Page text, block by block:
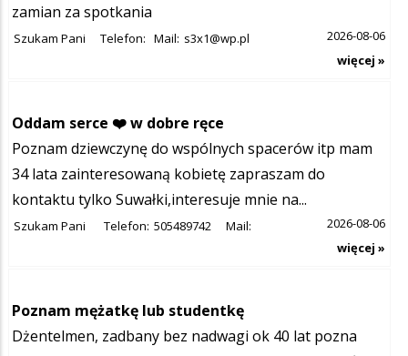
zamian za spotkania
Szukam Pani Telefon: Mail: s3x1@wp.pl
2026-08-06
więcej »
Oddam serce ❤️ w dobre ręce
Poznam dziewczynę do wspólnych spacerów itp mam
34 lata zainteresowaną kobietę zapraszam do
kontaktu tylko Suwałki,interesuje mnie na...
Szukam Pani Telefon: 505489742 Mail:
2026-08-06
więcej »
Poznam mężatkę lub studentkę
Dżentelmen, zadbany bez nadwagi ok 40 lat pozna